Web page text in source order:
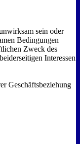
sein oder
Bedingungen
Zweck des
Interessen
Geschäftsbeziehung